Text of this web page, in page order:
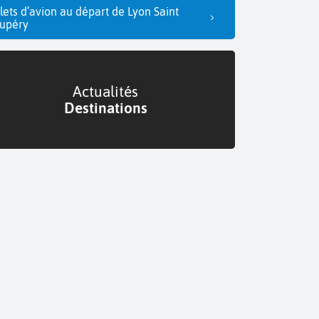
d’avion au départ de Lyon Saint
Actualités
Destinations